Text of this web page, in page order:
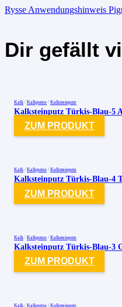
Rysse Anwendungshinweis
Dir gefällt
Kalk / Kalkputze / Kalksteinputz
Kalksteinputz Türkis-Blau-5
ZUM PRODUKT
Kalk / Kalkputze / Kalksteinputz
Kalksteinputz Türkis-Blau-4
ZUM PRODUKT
Kalk / Kalkputze / Kalksteinputz
Kalksteinputz Türkis-Blau-3
ZUM PRODUKT
Kalk / Kalkputze / Kalksteinputz